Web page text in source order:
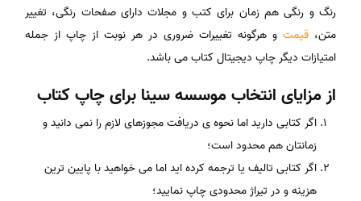
رنگ و رنگی هم زمان برای کتب و مجلات دارای صفحات رنگی، تغییر
متن، قیمت و هرگونه تغییرات ضروری در هر نوبت از چاپ از جمله
امتیازات دیگر چاپ دیجیتال کتاب می باشد.
از مزایای انتخابموسسه سینا برای چاپ کتاب
اگر کتابی دارید اما نحوه ی دریافت مجوزهای لازم را نمی دانید و
زمانتان هم محدود است؛
اگر کتابی تالیف یا ترجمه کرده اید اما می خواهید با پایین ترین
هزینه و در تیراژ محدودی چاپ نمایید؛